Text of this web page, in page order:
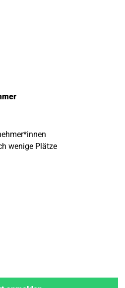
wenige Plätze